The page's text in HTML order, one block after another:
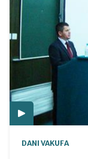
DANI VAKUFA